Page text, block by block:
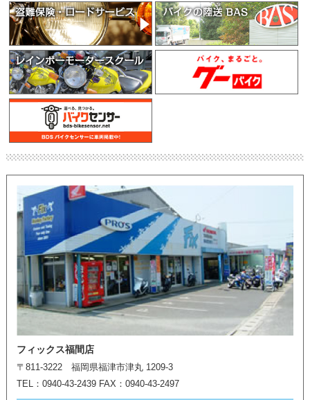
フィックス福間店
〒811-3222 福岡県福津市津丸 1209-3
TEL：0940-43-2439 FAX：0940-43-2497